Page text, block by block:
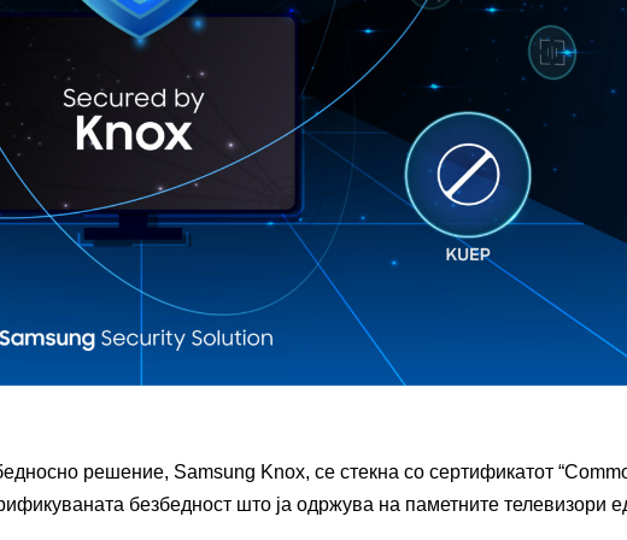
решение, Samsung Knox, се стекна со сертификатот
безбедност што ја одржува на паметните телевизори